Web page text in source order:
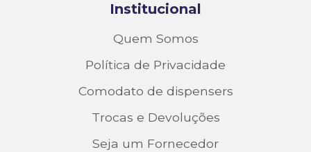
Institucional
Quem Somos
Política de Privacidade
Comodato de dispensers
Trocas e Devoluções
Seja um Fornecedor